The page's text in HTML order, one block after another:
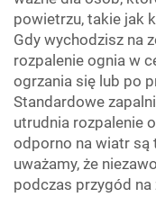
powietrzu, takie jak
Gdy wychodzisz na
rozpalenie ognia w
ogrzania się lub po
Standardowe
utrudnia rozpalenie
odporno na wiatr są
uważamy, że
podczas przygód na